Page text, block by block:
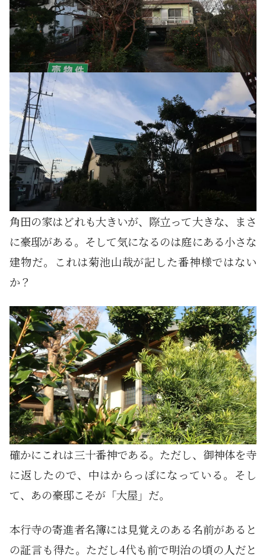
角田の家はどれも大きいが、際立って大きな、まさ
に豪邸がある。そして気になるのは庭にある小さな
建物だ。これは菊池山哉が記した番神様ではない
か？
確かにこれは三十番神である。ただし、御神体を寺
に返したので、中はからっぽになっている。そし
て、あの豪邸こそが「大屋」だ。
本行寺の寄進者名簿には見覚えのある名前があると
の証言も得た。ただし4代も前で明治の頃の人だと